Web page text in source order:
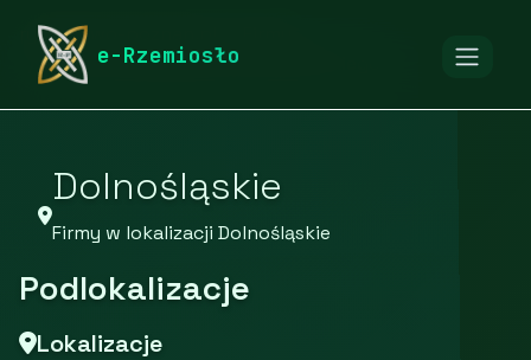
e-Rzemiosło
rymarstwo-poznan.pl
Firmy z województwa Dolnośląskiego
Dolnośląskie
Firmy w lokalizacji Dolnośląskie
Podlokalizacje
Lokalizacje